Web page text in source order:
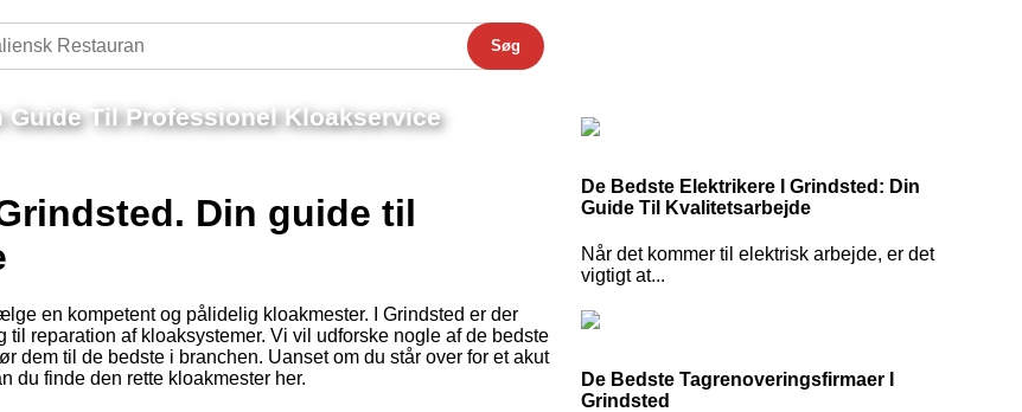
Søg
Til Professionel Kloakservice
Din guide til
en kompetent og pålidelig kloakmester. I Grindsted er der
reparation af kloaksystemer. Vi vil udforske nogle af de bedste
dem til de bedste i branchen. Uanset om du står over for et akut
du finde den rette kloakmester her.
De Bedste Elektrikere I Grindsted: Din
Guide Til Kvalitetsarbejde
Når det kommer til elektrisk arbejde, er det
vigtigt at...
De Bedste Tagrenoveringsfirmaer I
Grindsted